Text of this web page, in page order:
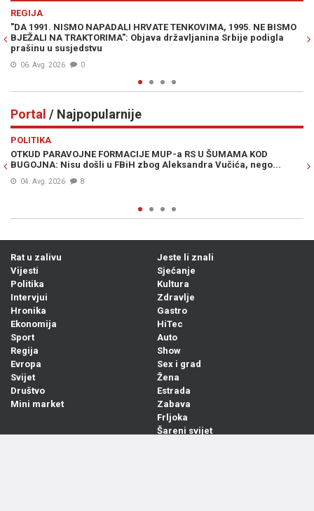
1991. NISMO NAPADALI HRVATE TENKOVIMA, 1995. NE BISMO
NA TRAKTORIMA": Objava državljanina Srbije podigla
u susjedstvu
06. Avg. 2026 0
Portal / Najpopularnije
PARAVOJNE FORMACIJE MUP-a RS U ŠUMAMA KOD
Nisu došli u FBiH zbog Aleksandra Vučića, nego...
04. Avg. 2026 8
Rat u zalivu
Vijesti
Politika
Intervjui
Hronika
Ekonomija
Sport
Regija
Evropa
Svijet
Društvo
Mini market
Jeste li znali
Sjećanje
Kultura
Zdravlje
Gastro
HiTec
Auto
Show
Sex i grad
Žena
Estrada
Zabava
Frljoka
Šareni svijet